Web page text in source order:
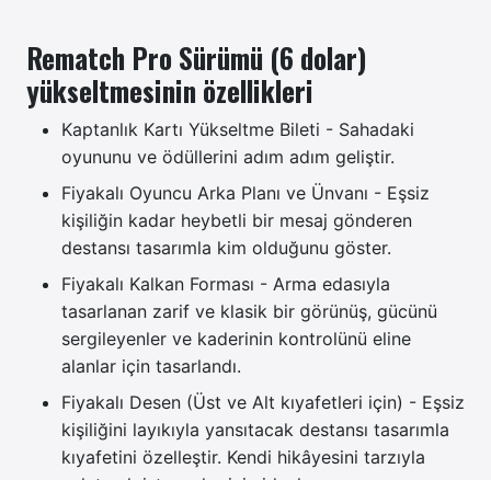
Rematch Pro Sürümü (6 dolar)
yükseltmesinin özellikleri
Kaptanlık Kartı Yükseltme Bileti - Sahadaki
oyununu ve ödüllerini adım adım geliştir.
Fiyakalı Oyuncu Arka Planı ve Ünvanı - Eşsiz
kişiliğin kadar heybetli bir mesaj gönderen
destansı tasarımla kim olduğunu göster.
Fiyakalı Kalkan Forması - Arma edasıyla
tasarlanan zarif ve klasik bir görünüş, gücünü
sergileyenler ve kaderinin kontrolünü eline
alanlar için tasarlandı.
Fiyakalı Desen (Üst ve Alt kıyafetleri için) - Eşsiz
kişiliğini layıkıyla yansıtacak destansı tasarımla
kıyafetini özelleştir. Kendi hikâyesini tarzıyla